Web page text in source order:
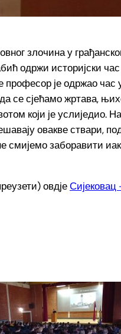
злочина у
одржи историјски
је одржао час
се сјећамо жртава,
који је услиједио.
овакве ствари,
смијемо заборавити
овдјеСијековац